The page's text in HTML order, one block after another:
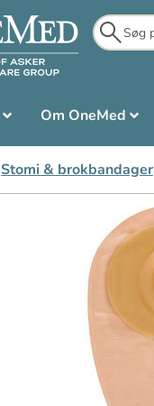
Om OneMed
Stomi & brokbandager